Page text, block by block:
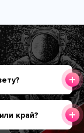
край?